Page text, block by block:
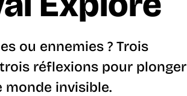
ou ennemies ? Trois
réflexions pour plonger
invisible.